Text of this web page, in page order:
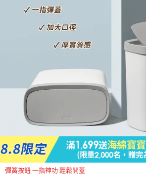
彈簧按鈕 一指神功 輕鬆開蓋